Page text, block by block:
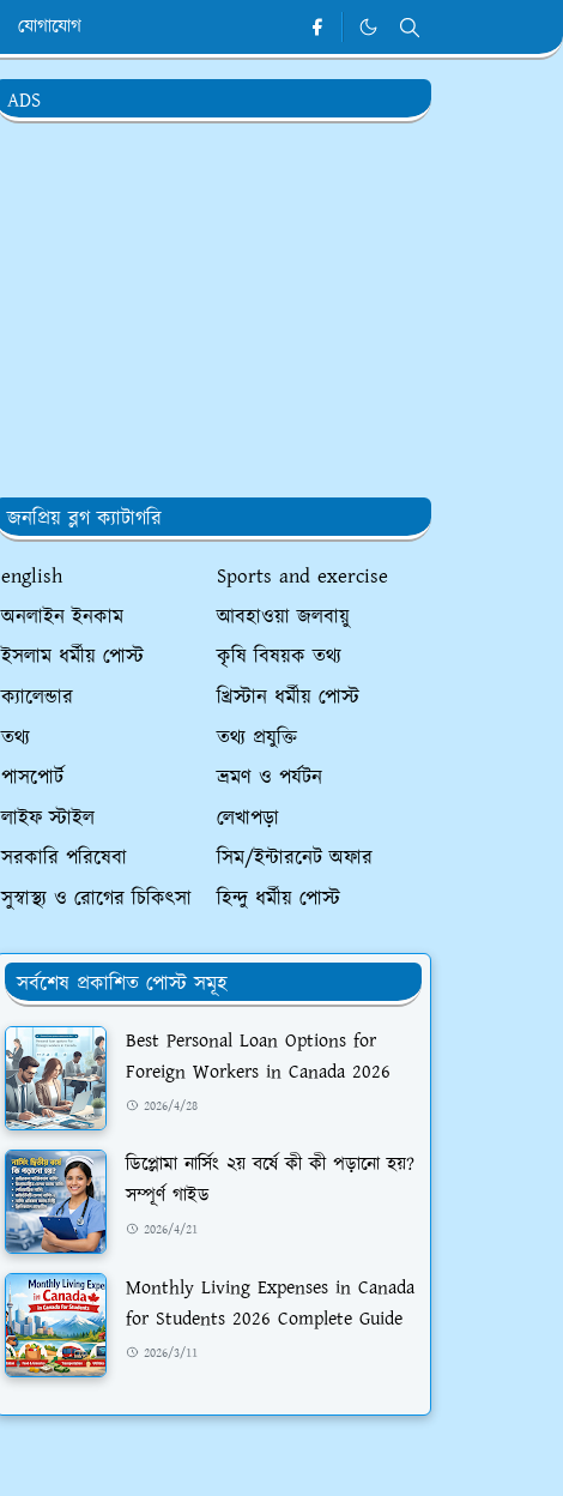
যোগাযোগ
ADS
জনপ্রিয় ব্লগ ক্যাটাগরি
english
Sports and exercise
অনলাইন ইনকাম
আবহাওয়া জলবায়ু
ইসলাম ধর্মীয় পোস্ট
কৃষি বিষয়ক তথ্য
ক্যালেন্ডার
খ্রিস্টান ধর্মীয় পোস্ট
তথ্য
তথ্য প্রযুক্তি
পাসপোর্ট
ভ্রমণ ও পর্যটন
লাইফ স্টাইল
লেখাপড়া
সরকারি পরিষেবা
সিম/ইন্টারনেট অফার
সুস্বাস্থ্য ও রোগের চিকিৎসা
হিন্দু ধর্মীয় পোস্ট
সর্বশেষ প্রকাশিত পোস্ট সমূহ
Best Personal Loan Options for
Foreign Workers in Canada 2026
2026/4/28
ডিপ্লোমা নার্সিং ২য় বর্ষে কী কী পড়ানো হয়?
সম্পূর্ণ গাইড
2026/4/21
Monthly Living Expenses in Canada
for Students 2026 Complete Guide
2026/3/11